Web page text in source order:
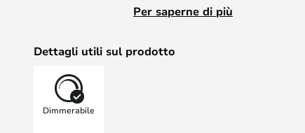
di una sorgente luminosa a LED
regolazione della temperatura,
Per saperne di più
Dettagli utili sul prodotto
Dimmerabile